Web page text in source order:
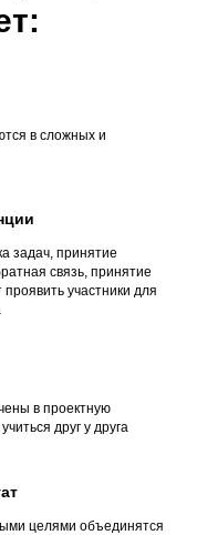
в сложных и
задач, принятие
связь, принятие
участники для
в проектную
друг у друга
целями объединятся